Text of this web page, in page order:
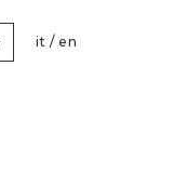
it / en